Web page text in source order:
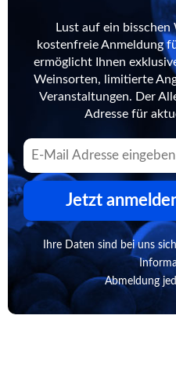
Lust auf ein
kostenfreie Anmeldung
ermöglicht Ihnen
Weinsorten, limitierte
Veranstaltungen. Der
Adresse für
Jetzt
Ihre Daten sind bei uns
Abmeldung